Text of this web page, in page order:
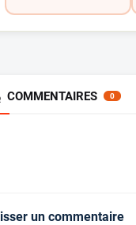
COMMENTAIRES 0
un commentaire